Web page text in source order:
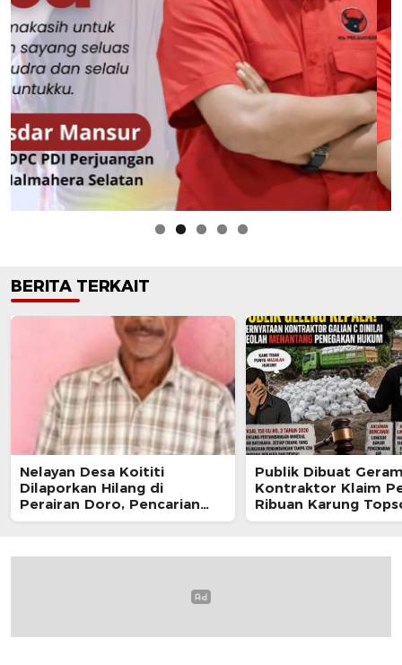
BERITA TERKAIT
Nelayan Desa Koititi
Dilaporkan Hilang di
Perairan Doro, Pencarian
Masih Berlanjut
Publik Dibuat
Kontraktor Klaim
Ribuan Karung
Langgar Hukum